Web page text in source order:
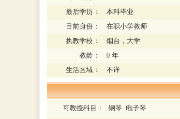
最后学历：
本科毕业
目前身份：
在职小学教师
执教学校：
烟台，大学
教龄：
0 年
生活区域：
不详
可教授科目： 钢琴 电子琴